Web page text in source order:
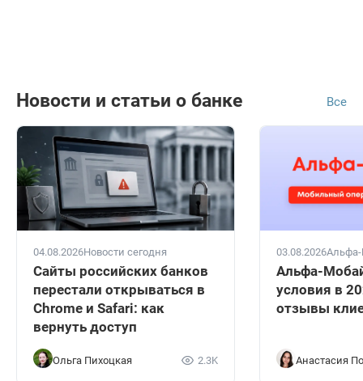
Новости и статьи о банке Все
04.08.2026Новости сегодня
Сайты российских банков
перестали открываться в
Chrome и Safari: как
вернуть доступ
Ольга Пихоцкая 2.3K
03.08.2026
Альфа-
условия в
отзывы
Анастасия